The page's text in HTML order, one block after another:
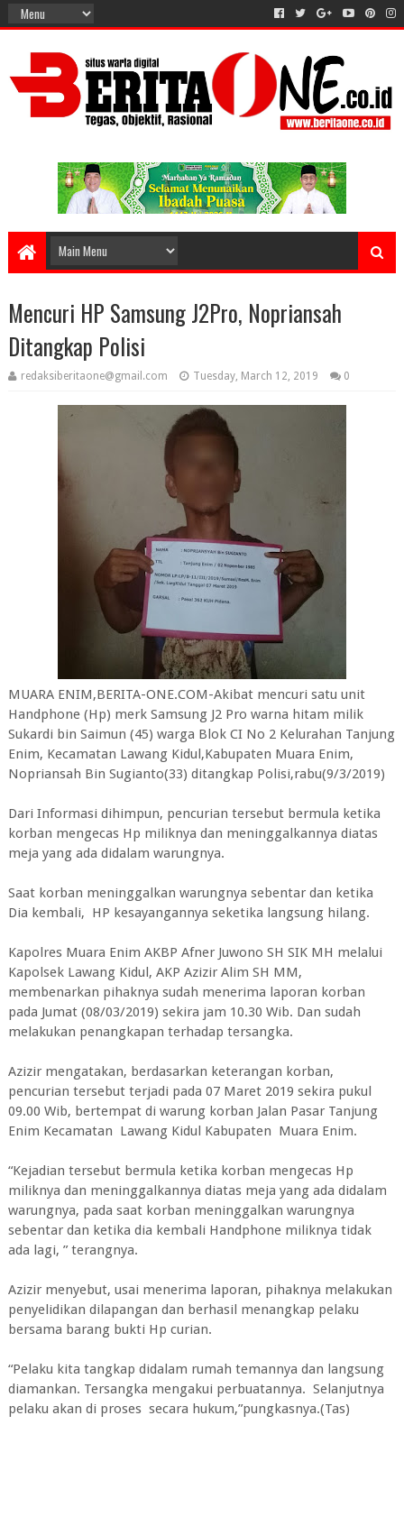
Mencuri HP Samsung J2Pro, Nopriansah
Ditangkap Polisi
redaksiberitaone@gmail.com Tuesday, March 12, 2019 0
MUARA ENIM,BERITA-ONE.COM-Akibat mencuri satu unit
Handphone (Hp) merk Samsung J2 Pro warna hitam milik
Sukardi bin Saimun (45) warga Blok CI No 2 Kelurahan Tanjung
Enim, Kecamatan Lawang Kidul,Kabupaten Muara Enim,
Nopriansah Bin Sugianto(33) ditangkap Polisi,rabu(9/3/2019)
Dari Informasi dihimpun, pencurian tersebut bermula ketika
korban mengecas Hp miliknya dan meninggalkannya diatas
meja yang ada didalam warungnya.
Saat korban meninggalkan warungnya sebentar dan ketika
Dia kembali, HP kesayangannya seketika langsung hilang.
Kapolres Muara Enim AKBP Afner Juwono SH SIK MH melalui
Kapolsek Lawang Kidul, AKP Azizir Alim SH MM,
membenarkan pihaknya sudah menerima laporan korban
pada Jumat (08/03/2019) sekira jam 10.30 Wib. Dan sudah
melakukan penangkapan terhadap tersangka.
Azizir mengatakan, berdasarkan keterangan korban,
pencurian tersebut terjadi pada 07 Maret 2019 sekira pukul
09.00 Wib, bertempat di warung korban Jalan Pasar Tanjung
Enim Kecamatan Lawang Kidul Kabupaten Muara Enim.
“Kejadian tersebut bermula ketika korban mengecas Hp
miliknya dan meninggalkannya diatas meja yang ada didalam
warungnya, pada saat korban meninggalkan warungnya
sebentar dan ketika dia kembali Handphone miliknya tidak
ada lagi, ” terangnya.
Azizir menyebut, usai menerima laporan, pihaknya melakukan
penyelidikan dilapangan dan berhasil menangkap pelaku
bersama barang bukti Hp curian.
“Pelaku kita tangkap didalam rumah temannya dan langsung
diamankan. Tersangka mengakui perbuatannya. Selanjutnya
pelaku akan di proses secara hukum,”pungkasnya.(Tas)